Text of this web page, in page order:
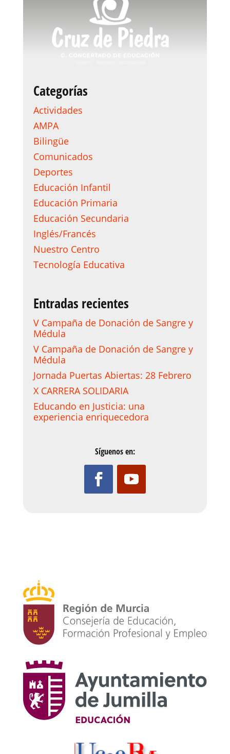
Categorías
Actividades
AMPA
Bilingüe
Comunicados
Deportes
Educación Infantil
Educación Primaria
Educación Secundaria
Inglés/Francés
Nuestro Centro
Tecnología Educativa
Entradas recientes
V Campaña de Donación de Sangre y
Médula
V Campaña de Donación de Sangre y
Médula
Jornada Puertas Abiertas: 28 Febrero
X CARRERA SOLIDARIA
Educando en Justicia: una
experiencia enriquecedora
Síguenos en: